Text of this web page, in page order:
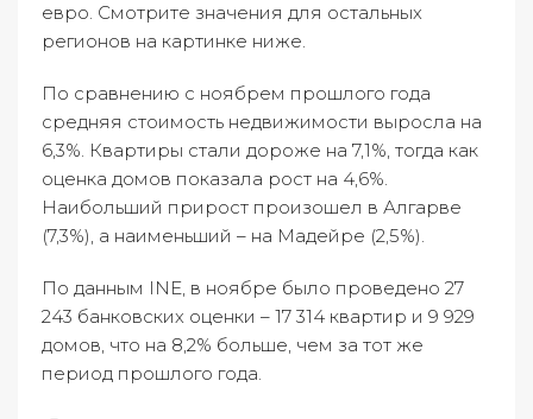
евро. Смотрите значения для остальных
регионов на картинке ниже.
По сравнению с ноябрем прошлого года
средняя стоимость недвижимости выросла на
6,3%. Квартиры стали дороже на 7,1%, тогда как
оценка домов показала рост на 4,6%.
Наибольший прирост произошел в Алгарве
(7,3%), а наименьший – на Мадейре (2,5%).
По данным INE, в ноябре было проведено 27
243 банковских оценки – 17 314 квартир и 9 929
домов, что на 8,2% больше, чем за тот же
период прошлого года.